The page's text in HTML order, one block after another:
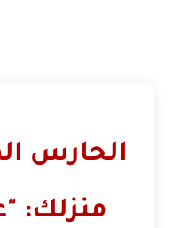
الحارس
منزلك: